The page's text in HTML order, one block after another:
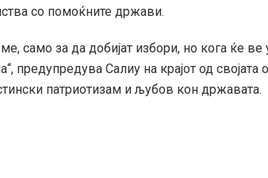
со помоќните држави.
само за да добијат избори, но кога ќе ве
предупредува Салиу на крајот од својата
патриотизам и љубов кон државата.